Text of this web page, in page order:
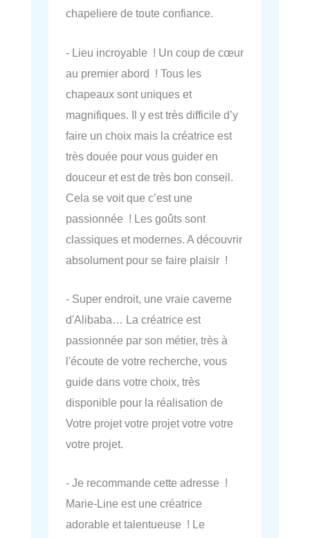
chapeliere de toute confiance.
- Lieu incroyable ! Un coup de cœur
au premier abord ! Tous les
chapeaux sont uniques et
magnifiques. Il y est très difficile d’y
faire un choix mais la créatrice est
très douée pour vous guider en
douceur et est de très bon conseil.
Cela se voit que c’est une
passionnée ! Les goûts sont
classiques et modernes. A découvrir
absolument pour se faire plaisir !
- Super endroit, une vraie caverne
d'Alibaba… La créatrice est
passionnée par son métier, très à
l'écoute de votre recherche, vous
guide dans votre choix, très
disponible pour la réalisation de
Votre projet votre projet votre votre
votre projet.
- Je recommande cette adresse !
Marie-Line est une créatrice
adorable et talentueuse ! Le